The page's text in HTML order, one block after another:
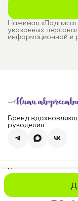
Нажимая
указанных
информационной и
Бренд
рукоделия
Контакты
Эл. почта
© niti_liveОплата